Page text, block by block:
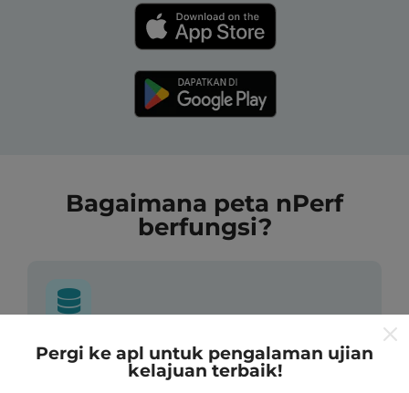
Bagaimana peta nPerf
berfungsi?
Dari mana asalnya data-data ni?
Pergi ke apl untuk pengalaman ujian
kelajuan terbaik!